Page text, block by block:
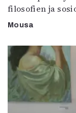
filosofien ja
Mousa